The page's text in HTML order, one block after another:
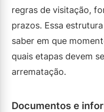
regras de visitação,
prazos. Essa
saber em que
quais etapas devem
arrematação.
Documentos e